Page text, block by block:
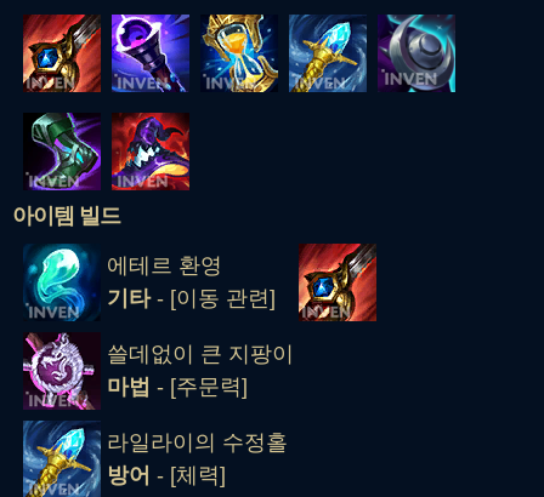
아이템 빌드
에테르 환영
기타- [이동 관련]
쓸데없이 큰 지팡이
마법 - [주문력]
라일라이의 수정홀
방어 - [체력]